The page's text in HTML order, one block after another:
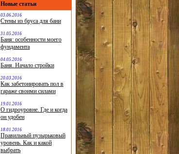
Новые статьи
03.06.2016
Стены из бруса для бани
31.05.2016
Баня: особенности моего
фундамента
04.05.2016
Баня. Начало стройки
20.03.2016
Как забетонировать пол в
гараже своими силами
19.01.2016
О гидроуровне. Где и когда
он удобен
18.01.2016
Правильный пузырьковый
уровень. Как и какой
выбрать